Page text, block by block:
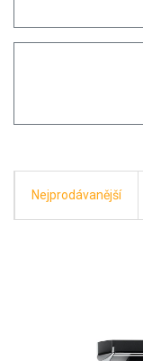
Nejprodávanější